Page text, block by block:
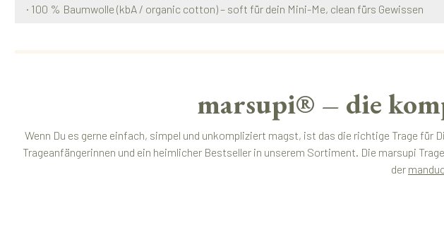
· 100 % Baumwolle (kbA / organic cotton) – soft für dein Mini-Me, clean fürs Gewissen
marsupi® – die
Wenn Du es gerne einfach, simpel und unkompliziert magst, ist das die richtige Trage für
Trageanfängerinnen und ein heimlicher Bestseller in unserem Sortiment. Die marsupi
der